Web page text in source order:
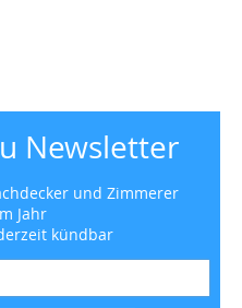
Newsletter
und Zimmerer
Jahr
kündbar